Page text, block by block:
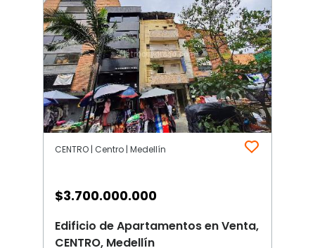
CENTRO | Centro | Medellín
$3.700.000.000
Edificio de Apartamentos en Venta,
CENTRO, Medellín